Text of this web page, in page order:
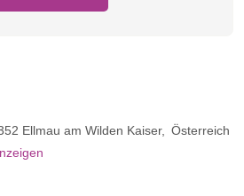
Ellmau am Wilden Kaiser
Österreich